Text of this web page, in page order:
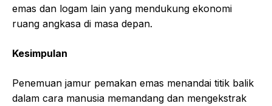
emas dan logam lain yang mendukung ekonomi
ruang angkasa di masa depan.
Kesimpulan
Penemuan jamur pemakan emas menandai titik balik
dalam cara manusia memandang dan mengekstrak